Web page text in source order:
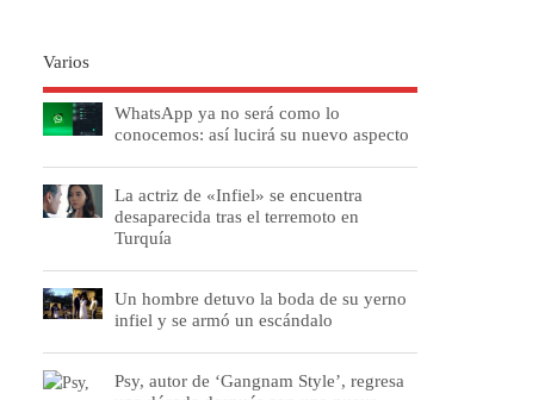
Varios
WhatsApp ya no será como lo
conocemos: así lucirá su nuevo aspecto
La actriz de «Infiel» se encuentra
desaparecida tras el terremoto en
Turquía
Un hombre detuvo la boda de su yerno
infiel y se armó un escándalo
Psy, autor de ‘Gangnam Style’, regresa